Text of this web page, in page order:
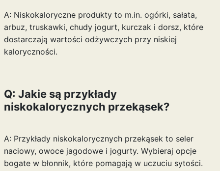
A: Niskokaloryczne produkty to m.in. ogórki, sałata,
arbuz, truskawki, chudy jogurt, kurczak i dorsz, które
dostarczają wartości odżywczych przy niskiej
kaloryczności.
Q: Jakie są przykłady
niskokalorycznych przekąsek?
A: Przykłady niskokalorycznych przekąsek to seler
naciowy, owoce jagodowe i jogurty. Wybieraj opcje
bogate w błonnik, które pomagają w uczuciu sytości.